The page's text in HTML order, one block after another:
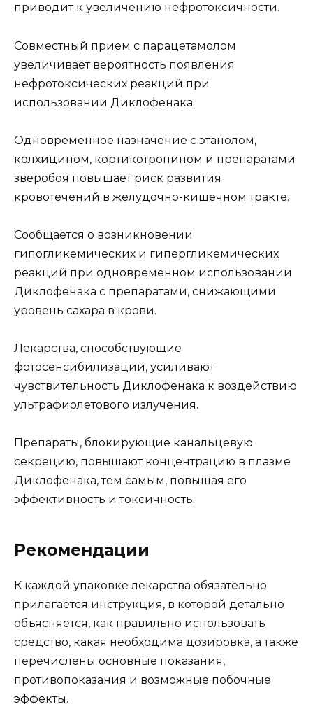
приводит к увеличению нефротоксичности.
Совместный прием с парацетамолом
увеличивает вероятность появления
нефротоксических реакций при
использовании Диклофенака.
Одновременное назначение с этанолом,
колхицином, кортикотропином и препаратами
зверобоя повышает риск развития
кровотечений в желудочно-кишечном тракте.
Сообщается о возникновении
гипогликемических и гипергликемических
реакций при одновременном использовании
Диклофенака с препаратами, снижающими
уровень сахара в крови.
Лекарства, способствующие
фотосенсибилизации, усиливают
чувствительность Диклофенака к воздействию
ультрафиолетового излучения.
Препараты, блокирующие канальцевую
секрецию, повышают концентрацию в плазме
Диклофенака, тем самым, повышая его
эффективность и токсичность.
Рекомендации
К каждой упаковке лекарства обязательно
прилагается инструкция, в которой детально
объясняется, как правильно использовать
средство, какая необходима дозировка, а также
перечислены основные показания,
противопоказания и возможные побочные
эффекты.